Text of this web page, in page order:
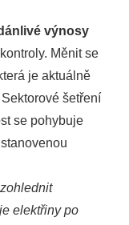
výnosy
Měnit se
je aktuálně
šetření
se pohybuje
elektřiny po